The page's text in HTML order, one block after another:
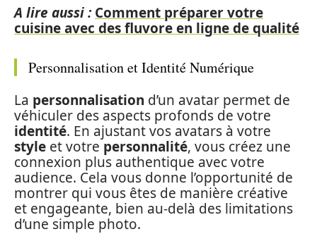
A lire aussi : Comment préparer votre
cuisine avec des fluvore en ligne de qualité
Personnalisation et Identité Numérique
La personnalisation d’un avatar permet de
véhiculer des aspects profonds de votre
identité. En ajustant vos avatars à votre
style et votre personnalité, vous créez une
connexion plus authentique avec votre
audience. Cela vous donne l’opportunité de
montrer qui vous êtes de manière créative
et engageante, bien au-delà des limitations
d’une simple photo.